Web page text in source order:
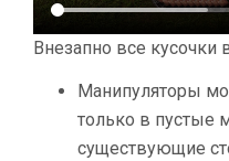
Внезапно все кусочки
Манипуляторы
только в пустые
существующие